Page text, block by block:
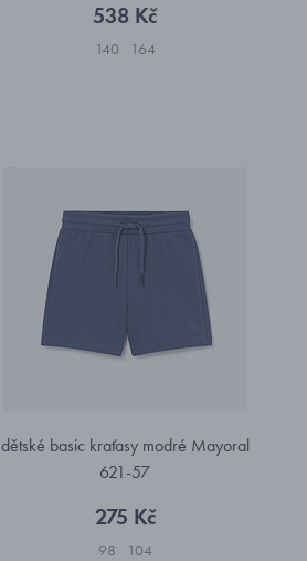
538 Kč
140 164
dětské basic kraťasy modré Mayoral
621-57
275 Kč
98 104